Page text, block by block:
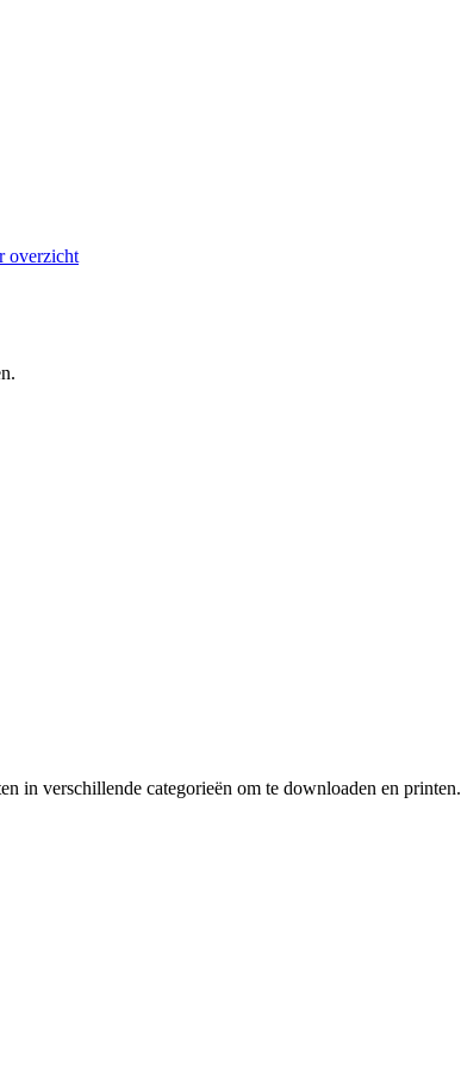
overzicht
in verschillende categorieën om te downloaden en printen.